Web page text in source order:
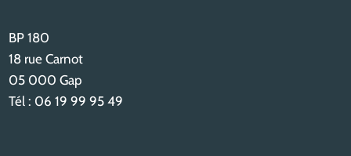
BP 180
18 rue Carnot
05 000 Gap
Tél : 06 19 99 95 49